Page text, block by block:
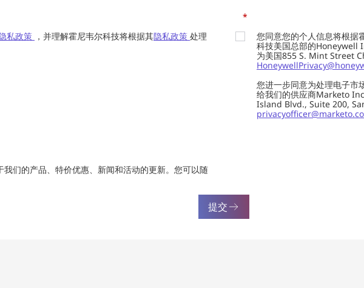
私政策 ，并理解霍尼韦尔科技将根据其隐私政策 处理
*
您同意您的个人信息将根据
科技美国总部的
为美国855 S. Mint Street
您进一步同意为处理电子市
给我们的供应商Marketo
Island Blvd., Suite 200,
们的产品、特价优惠、新闻和活动的更新。您可以随
提交